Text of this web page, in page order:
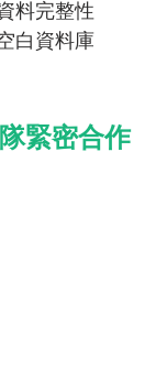
料完整性
白資料庫
緊密合作